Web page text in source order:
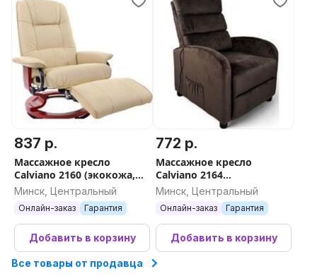
837 р.
Массажное кресло
Calviano 2160 (экокожа,
бежевый)
Минск, Центральный
Онлайн-заказ Гарантия
Добавить в корзину
772 р.
Массажное кресло
Calviano 2164
(коричневый велюр)
Минск, Центральный
Онлайн-заказ Гарантия
Добавить в корзину
Все товары от продавца